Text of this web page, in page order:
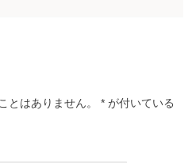
とはありません。 * が付いている